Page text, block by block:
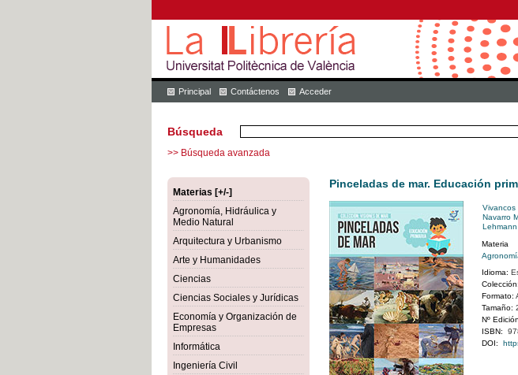
Principal Contáctenos Acceder
Búsqueda
>> Búsqueda avanzada
Materias [+/-]
Agronomía, Hidráulica y
Medio Natural
Arquitectura y Urbanismo
Arte y Humanidades
Ciencias
Ciencias Sociales y Jurídicas
Economía y Organización de
Empresas
Informática
Ingeniería Civil
Pinceladas de mar. Educación
Vivancos
Navarro
Lehmann
Materia
Idioma:
Colección:
Formato:
Tamaño:
Nº
ISBN:
DOI: